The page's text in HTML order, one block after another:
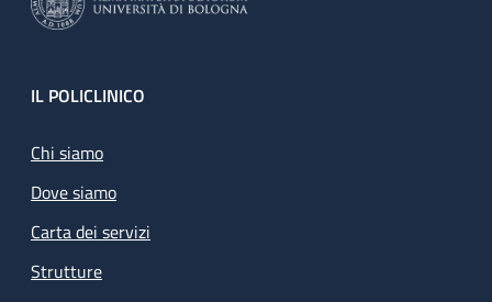
Footer
IL POLICLINICO
Chi siamo
Dove siamo
Carta dei servizi
Strutture